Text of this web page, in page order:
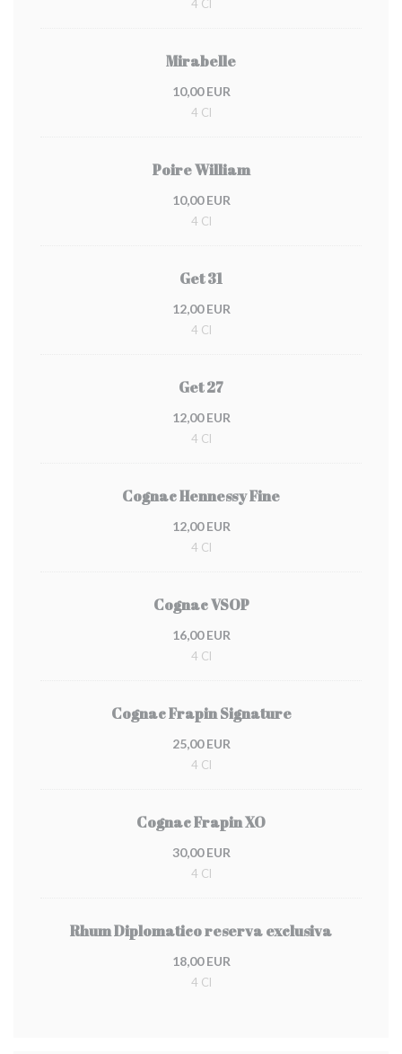
4 Cl
Mirabelle
10,00 EUR
4 Cl
Poire William
10,00 EUR
4 Cl
Get 31
12,00 EUR
4 Cl
Get 27
12,00 EUR
4 Cl
Cognac Hennessy Fine
12,00 EUR
4 Cl
Cognac VSOP
16,00 EUR
4 Cl
Cognac Frapin Signature
25,00 EUR
4 Cl
Cognac Frapin XO
30,00 EUR
4 Cl
Rhum Diplomatico reserva exclusiva
18,00 EUR
4 Cl